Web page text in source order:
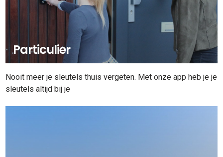
Particulier
Nooit meer je sleutels thuis vergeten. Met onze app heb je je
sleutels altijd bij je